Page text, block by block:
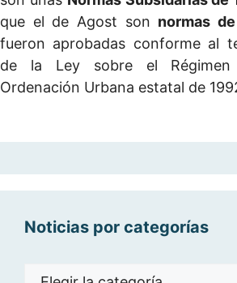
que el de Agost son normas
fueron aprobadas conforme al
de la Ley sobre el
Ordenación Urbana estatal de
Noticias por categorías
Noticias